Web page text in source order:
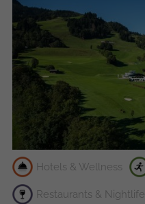
Hotels & Wellness
Restaurants & Nightlife